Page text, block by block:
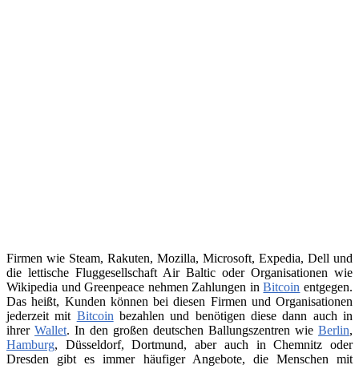
Firmen wie Steam, Rakuten, Mozilla, Microsoft, Expedia, Dell und
die lettische Fluggesellschaft Air Baltic oder Organisationen wie
Wikipedia und Greenpeace nehmen Zahlungen inBitcoin entgegen.
Das heißt, Kunden können bei diesen Firmen und Organisationen
jederzeit mit Bitcoin bezahlen und benötigen diese dann auch in
ihrer Wallet. In den großen deutschen Ballungszentren wie Berlin,
Hamburg, Düsseldorf, Dortmund, aber auch in Chemnitz oder
Dresden gibt es immer häufiger Angebote, die Menschen mit